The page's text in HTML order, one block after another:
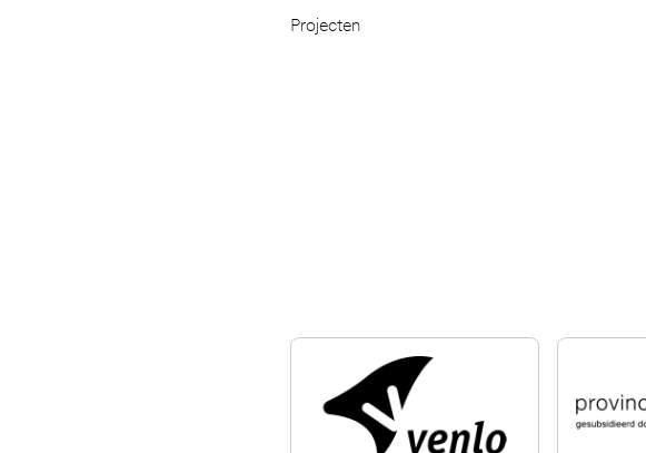
Projecten